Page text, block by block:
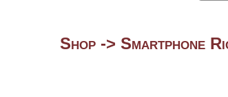
Shop -> Smartphone